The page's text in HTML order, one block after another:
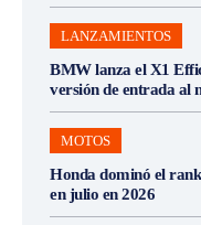
LANZAMIENTOS
BMW lanza el X1
versión de entrada al
MOTOS
Honda dominó el
en julio en 2026